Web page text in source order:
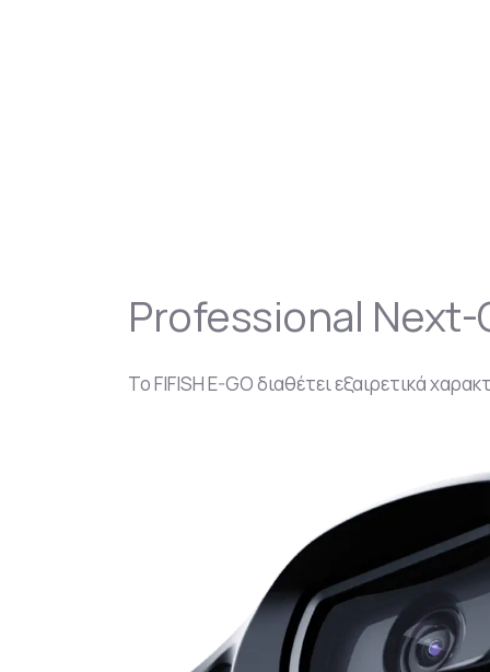
Professional
Το FIFISH E-GO διαθέτει εξαιρετικά